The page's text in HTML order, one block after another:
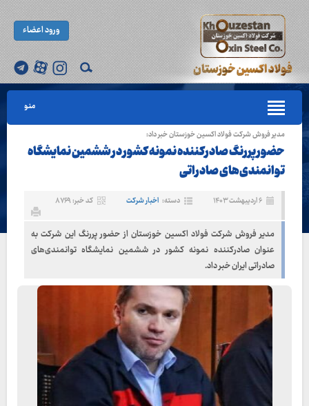
ورود اعضاء
منو
مدیر فروش شرکت فولاد اکسین خوزستان خبر داد:
حضور پررنگ صادرکننده نمونه کشور در ششمین نمایشگاه
توانمندی‌های صادراتی
۶ اردیبهشت ۱۴۰۳ دسته: اخبار شرکت کد خبر: ۸۷۶۹
مدیر فروش شرکت فولاد اکسین خوزستان از حضور پررنگ این شرکت به
عنوان صادرکننده نمونه کشور در ششمین نمایشگاه توانمندی‌های
صادراتی ایران خبر داد.